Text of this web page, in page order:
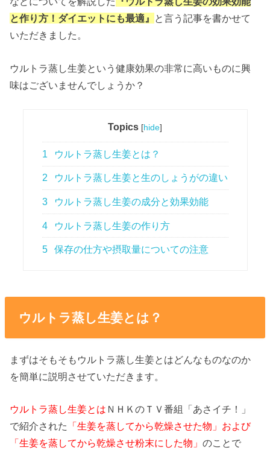
と作り方！ダイエットにも最適』 と言う記事を書かせて
いただきました。
ウルトラ蒸し生姜という健康効果の非常に高いものに興
味はございませんでしょうか？
Topics [hide]
1 ウルトラ蒸し生姜とは？
2 ウルトラ蒸し生姜と生のしょうがの違い
3 ウルトラ蒸し生姜の成分と効果効能
4 ウルトラ蒸し生姜の作り方
5 保存の仕方や摂取量についての注意
ウルトラ蒸し生姜とは？
まずはそもそもウルトラ蒸し生姜とはどんなものなのか
を簡単に説明させていただきます。
ウルトラ蒸し生姜とは ＮＨＫのＴＶ番組「あさイチ！」
で紹介された
「生姜を蒸してから乾燥させた物」および
「生姜を蒸してから乾燥させ粉末にした物」のことで